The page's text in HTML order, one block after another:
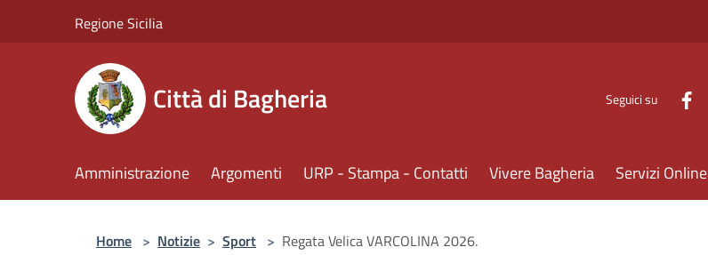
Regione Sicilia
Città di Bagheria Seguici su
Amministrazione Argomenti URP - Stampa - Contatti Vivere Bagheria Servizi Online
Home > Notizie > Sport > Regata Velica VARCOLINA 2026.